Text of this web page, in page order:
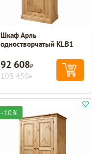
Шкаф Арль
одностворчатый KLB1
92 608Р
103 450Р
-10%